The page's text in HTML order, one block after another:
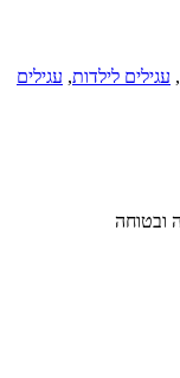
, עגילים לילדות, עגילים